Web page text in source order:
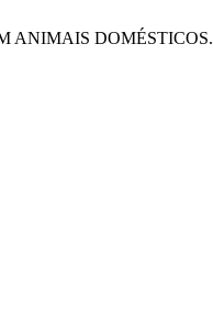
ANIMAIS DOMÉSTICOS.